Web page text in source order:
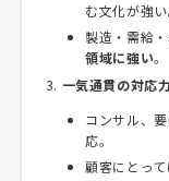
む文化が強い
製造・需給
領域に強い。
一気通貫の対応力
コンサル、
応。
顧客にとっ